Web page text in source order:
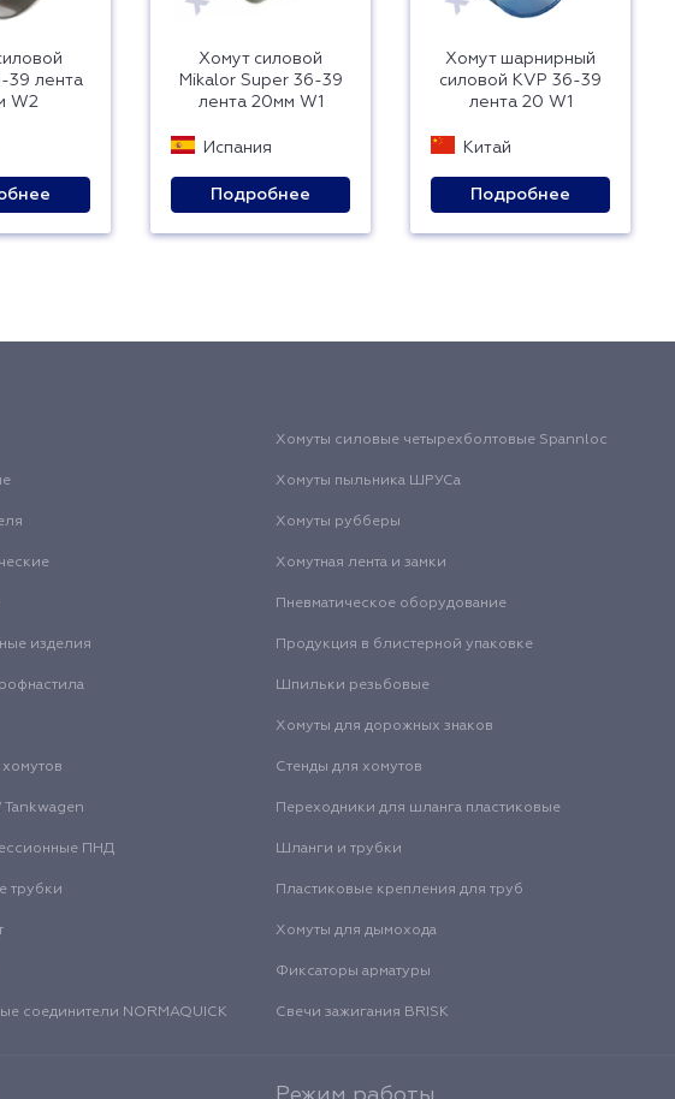
39 лента
W2
Хомут силовой
Mikalor Super 36-39
лента 20мм W1
Испания
Подробнее
Хомут шарнирный
силовой KVP 36-39
лента 20 W1
Китай
Подробнее
Хомуты силовые четырехболтовые Spannloc
Хомуты пыльника ШРУСа
Хомуты рубберы
Хомутная лента и замки
Пневматическое оборудование
изделия Продукция в блистерной упаковке
Шпильки резьбовые
Хомуты для дорожных знаков
хомутов Стенды для хомутов
Переходники для шланга пластиковые
ПНД Шланги и трубки
трубки Пластиковые крепления для труб
Хомуты для дымохода
Фиксаторы арматуры
соединители NORMAQUICK Свечи зажигания BRISK